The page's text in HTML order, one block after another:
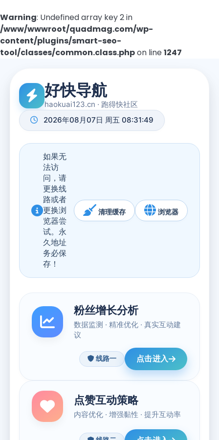
Warning: Undefined array key 2 in
/www/wwwroot/quadmag.com/wp-
content/plugins/smart-seo-
tool/classes/common.class.phpon line1247